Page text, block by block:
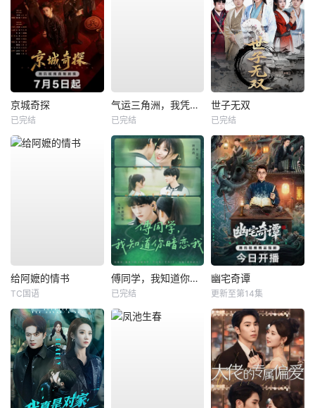
京城奇探
已完结
气运三角洲，我凭操作吊打全球
已完结
世子无双
已完结
给阿嬷的情书
TC国语
傅同学，我知道你暗恋我
已完结
幽宅奇谭
更新至第14集